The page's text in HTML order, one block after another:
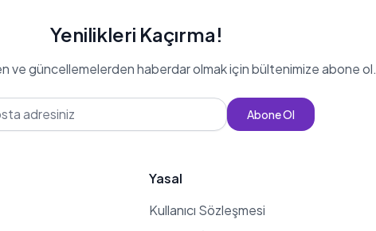
Yenilikleri Kaçırma!
ve güncellemelerden haberdar olmak için bültenimize abone ol.
Abone Ol
Yasal
Kullanıcı Sözleşmesi